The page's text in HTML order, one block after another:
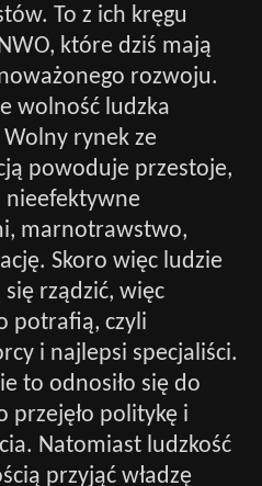
To z ich kręgu
które dziś mają
rozwoju.
wolność ludzka
rynek ze
powoduje przestoje,
nieefektywne
marnotrawstwo,
Skoro więc ludzie
rządzić, więc
potrafią, czyli
i najlepsi specjaliści.
to odnosiło się do
przejęło politykę i
Natomiast ludzkość
przyjąć władzę